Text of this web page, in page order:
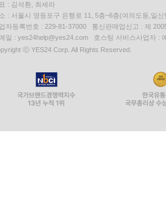
: 김석환, 최세라
: 서울시 영등포구 은행로 11, 5층~6층(여의도동,일신
자등록번호 : 229-81-37000 통신판매업신고 : 제
일 : yes24help@yes24.com 호스팅 서비스사업자 :
ⓒ YES24 Corp. All Rights Reserved.